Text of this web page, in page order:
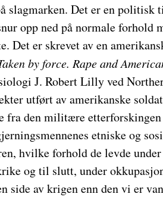
slagmarken. Det er en
opp ned på normale forhold
Det er skrevet av en
by force. Rape and
J. Robert Lilly ved
utført av amerikanske
fra den militære
etniske og
hvilke forhold de levde
og til slutt, under
side av krigen enn den vi er